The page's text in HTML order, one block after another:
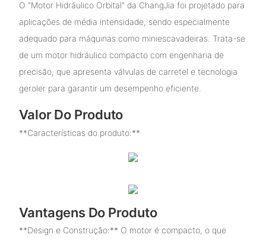
O "Motor Hidráulico Orbital" da ChangJia foi projetado para
aplicações de média intensidade, sendo especialmente
adequado para máquinas como miniescavadeiras. Trata-se
de um motor hidráulico compacto com engenharia de
precisão, que apresenta válvulas de carretel e tecnologia
geroler para garantir um desempenho eficiente.
Valor Do Produto
**Características do produto:**
Vantagens Do Produto
**Design e Construção:** O motor é compacto, o que